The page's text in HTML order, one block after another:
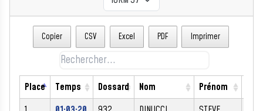
Copier CSV Excel PDF Imprimer
Place Temps Dossard Nom Prénom